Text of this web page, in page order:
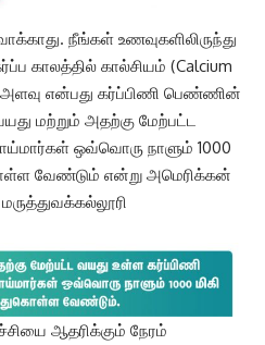
நீங்கள் உணவுகளிலிருந்து
காலத்தில் கால்சியம் (Calcium
அளவு என்பது கர்ப்பிணி பெண்ணின்
மற்றும் அதற்கு மேற்பட்ட
ஒவ்வொரு நாளும் 1000
வேண்டும் என்று அமெரிக்கன்
ஆதரிக்கும் நேரம்